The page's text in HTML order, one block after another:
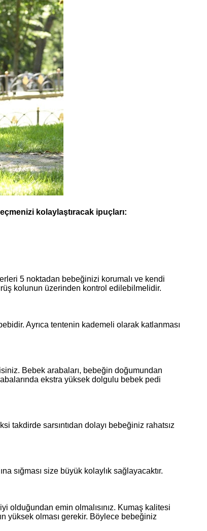
kolaylaştıracak ipuçları:
5 noktadan bebeğinizi korumalı ve kendi
kolunun üzerinden kontrol edilebilmelidir.
Ayrıca tentenin kademeli olarak katlanması
Bebek arabaları, bebeğin doğumundan
ekstra yüksek dolgulu bebek pedi
takdirde sarsıntıdan dolayı bebeğiniz rahatsız
sığması size büyük kolaylık sağlayacaktır.
olduğundan emin olmalısınız. Kumaş kalitesi
yüksek olması gerekir. Böylece bebeğiniz